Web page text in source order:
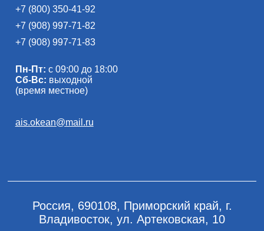
+7 (800) 350-41-92
+7 (908) 997-71-82
+7 (908) 997-71-83
Пн-Пт: с 09:00 до 18:00
Сб-Вс: выходной
(время местное)
ais.okean@mail.ru
Россия, 690108, Приморский край, г.
Владивосток, ул. Артековская, 10